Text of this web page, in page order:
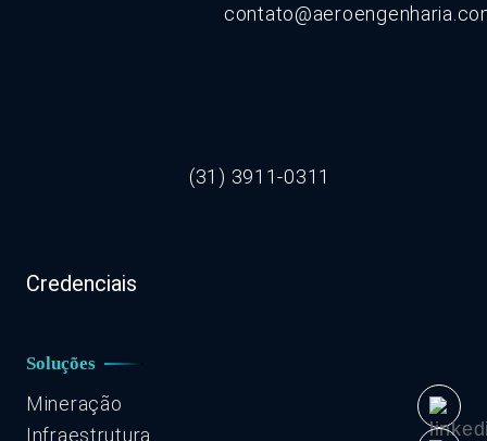
(31) 3911-0311
Credenciais
Soluções
Mineração
Infraestrutura